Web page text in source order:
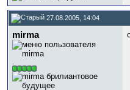
27.08.2005, 14:04
mirma